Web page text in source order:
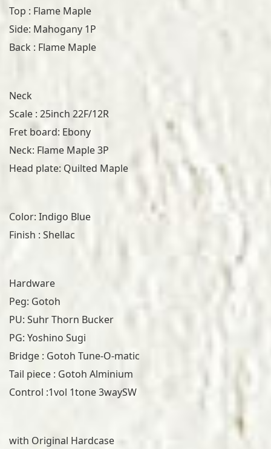
Top : Flame Maple
Side: Mahogany 1P
Back : Flame Maple
Neck
Scale : 25inch 22F/12R
Fret board: Ebony
Neck: Flame Maple 3P
Head plate: Quilted Maple
Color: Indigo Blue
Finish : Shellac
Hardware
Peg: Gotoh
PU: Suhr Thorn Bucker
PG: Yoshino Sugi
Bridge : Gotoh Tune-O-matic
Tail piece : Gotoh Alminium
Control :1vol 1tone 3waySW
with Original Hardcase